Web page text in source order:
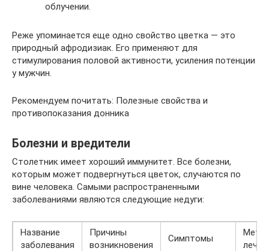
облучении.
Реже упоминается еще одно свойство цветка — это
природный афродизиак. Его применяют для
стимулирования половой активности, усиления потенции
у мужчин.
Рекомендуем почитать: Полезные свойства и
противопоказания донника
Болезни и вредители
Столетник имеет хороший иммунитет. Все болезни,
которым может подвергнуться цветок, случаются по
вине человека. Самыми распространенными
заболеваниями являются следующие недуги:
Название
заболевания
Причины
возникновения
Симптомы